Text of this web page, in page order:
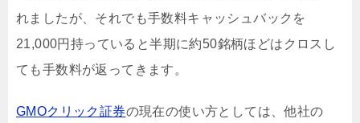
れましたが、それでも手数料キャッシュバックを
21,000円持っていると半期に約50銘柄ほどはクロスし
ても手数料が返ってきます。
GMOクリック証券の現在の使い方としては、他社の